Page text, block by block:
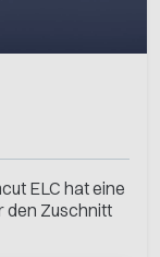
ELC hat eine
den Zuschnitt